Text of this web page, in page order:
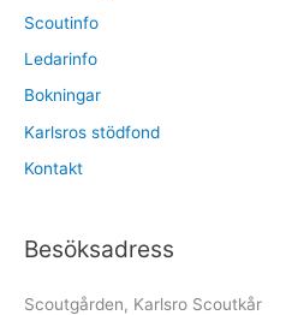
Scoutinfo
Ledarinfo
Bokningar
Karlsros stödfond
Kontakt
Besöksadress
Scoutgården, Karlsro Scoutkår